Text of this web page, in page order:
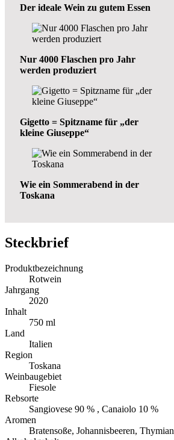
Der ideale Wein zu gutem Essen
Nur 4000 Flaschen pro Jahr
werden produziert
Gigetto = Spitzname für „der
kleine Giuseppe“
Wie ein Sommerabend in der
Toskana
Steckbrief
Produktbezeichnung
Rotwein
Jahrgang
2020
Inhalt
750 ml
Land
Italien
Region
Toskana
Weinbaugebiet
Fiesole
Rebsorte
Sangiovese 90 % , Canaiolo 10 %
Aromen
Bratensoße, Johannisbeeren, Thymian